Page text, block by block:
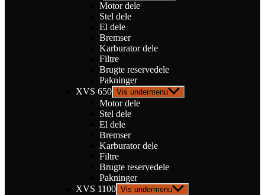
Motor dele
Stel dele
El dele
Bremser
Karburator dele
Filtre
Brugte reservedele
Pakninger
XVS 650 Vis undermenu
Motor dele
Stel dele
El dele
Bremser
Karburator dele
Filtre
Brugte reservedele
Pakninger
XVS 1100 Vis undermenu